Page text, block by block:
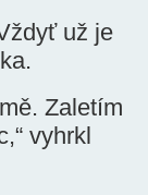
už je
Zaletím
vyhrkl